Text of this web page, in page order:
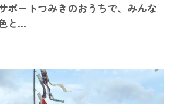
ポートつみきのおうちで、みんな
と...